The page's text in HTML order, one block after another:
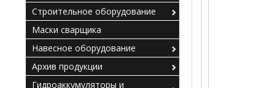
Строительное оборудование
Маски сварщика
Навесное оборудование
Архив продукции
Гидроаккумуляторы и